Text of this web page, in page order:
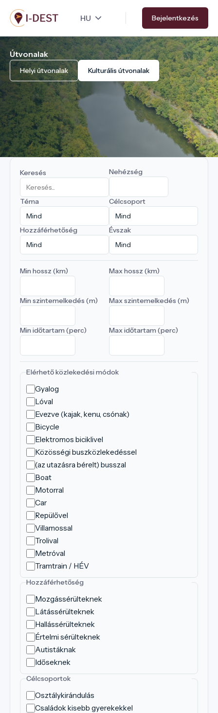
Ugrás
a
tartalomra
Bejelentkezés
Útvonalak
Helyi útvonalak Kulturális útvonalak
Keresés Nehézség
Téma Célcsoport
Hozzáférhetőség Évszak
Min hossz (km) Max hossz (km)
Min szintemelkedés (m) Max szintemelkedés (m)
Min időtartam (perc) Max időtartam (perc)
Elérhető közlekedési módok
Gyalog
Lóval
Evezve (kajak, kenu, csónak)
Bicycle
Elektromos biciklivel
Közösségi buszközlekedéssel
(az utazásra bérelt) busszal
Boat
Motorral
Car
Repülővel
Villamossal
Trolival
Metróval
Tramtrain / HÉV
Hozzáférhetőség
Mozgássérülteknek
Látássérülteknek
Hallássérülteknek
Értelmi sérülteknek
Autistáknak
Időseknek
Célcsoportok
Osztálykirándulás
Családok kisebb gyerekekkel